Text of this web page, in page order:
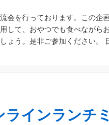
会を行っております。この企
して、おやつでも食べながら
ょう。是非ご参加ください
ラインランチ